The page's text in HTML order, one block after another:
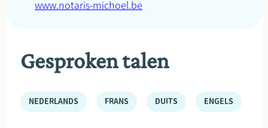
www.notaris-michoel.be
Gesproken talen
NEDERLANDS FRANS DUITS ENGELS